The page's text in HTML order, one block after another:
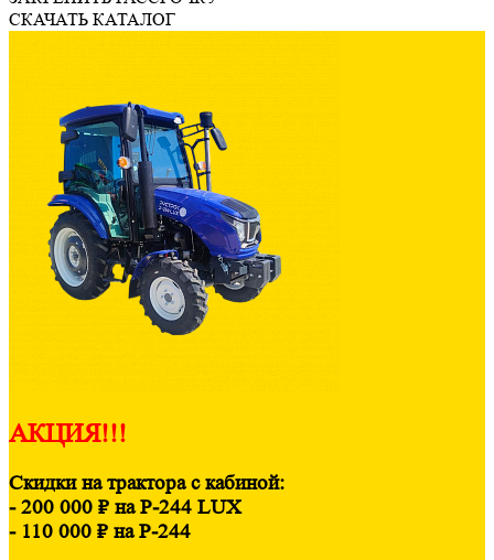
СКАЧАТЬ КАТАЛОГ
АКЦИЯ!!!
Скидки на трактора с кабиной:
- 200 000 ₽ на Р-244 LUX
- 110 000 ₽ на Р-244